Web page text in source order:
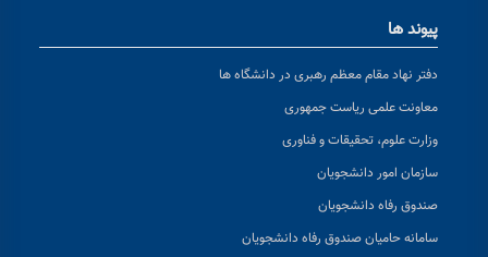
پیوند ها
دفتر نهاد مقام معظم رهبری در دانشگاه ها
معاونت علمی ریاست جمهوری
وزارت علوم، تحقیقات و فناوری
سازمان امور دانشجویان
صندوق رفاه دانشجویان
سامانه حامیان صندوق رفاه دانشجویان